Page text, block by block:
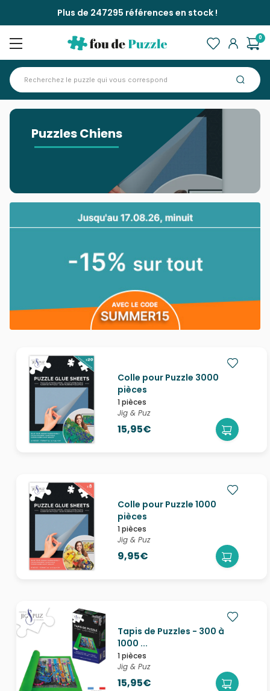
Plus de 247295 références en stock !
0
Puzzles Chiens
Colle pour Puzzle 3000
pièces
1 pièces
Jig & Puz
15,95€
Colle pour Puzzle 1000
pièces
1 pièces
Jig & Puz
9,95€
Tapis de Puzzles - 300 à
1000 ...
1 pièces
Jig & Puz
15,95€